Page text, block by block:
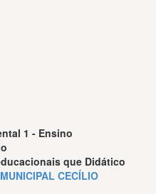
1 - Ensino
que Didático
CECÍLIO